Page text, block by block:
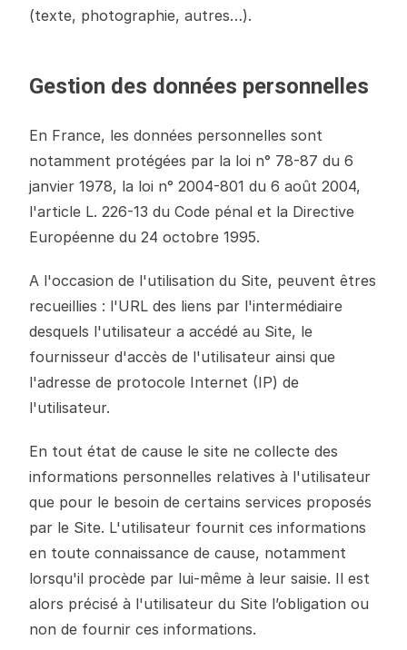
(texte, photographie, autres…).
Gestion des données personnelles
En France, les données personnelles sont
notamment protégées par la loi n° 78-87 du 6
janvier 1978, la loi n° 2004-801 du 6 août 2004,
l'article L. 226-13 du Code pénal et la Directive
Européenne du 24 octobre 1995.
A l'occasion de l'utilisation du Site, peuvent êtres
recueillies : l'URL des liens par l'intermédiaire
desquels l'utilisateur a accédé au Site, le
fournisseur d'accès de l'utilisateur ainsi que
l'adresse de protocole Internet (IP) de
l'utilisateur.
En tout état de cause le site ne collecte des
informations personnelles relatives à l'utilisateur
que pour le besoin de certains services proposés
par le Site. L'utilisateur fournit ces informations
en toute connaissance de cause, notamment
lorsqu'il procède par lui-même à leur saisie. Il est
alors précisé à l'utilisateur du Site l’obligation ou
non de fournir ces informations.